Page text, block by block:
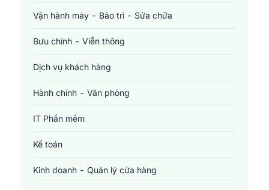
Vận hành máy - Bảo trì - Sửa chữa
Bưu chính - Viễn thông
Dịch vụ khách hàng
Hành chính - Văn phòng
IT Phần mềm
Kế toán
Kinh doanh - Quản lý cửa hàng